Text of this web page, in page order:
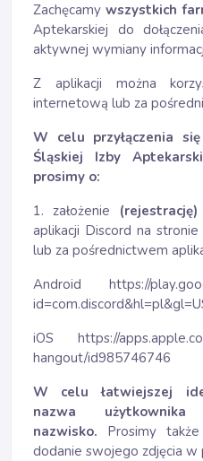
Zachęcamywszystkich
Aptekarskiej do
aktywnej wymiany
Z aplikacji można
internetową lub za
W celu przyłączenia
Śląskiej Izby
prosimy o:
1. założenie (rejestrację)
aplikacji Discord na stronie
lub za pośrednictwem
Android https://
iOS https://
hangout/id985746746
W celu łatwiejszej
nazwa
nazwisko. Prosimy
dodanie swojego zdjęcia w